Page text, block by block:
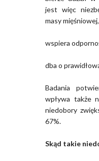
jest więc
masy mięśniowej,
wspiera
dba o
Badania
wpływa także
niedobory
67%.
Skąd takie